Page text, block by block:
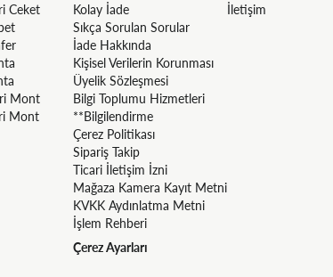
Ceket
Mont
Mont
Kolay İade
Sıkça Sorulan Sorular
İade Hakkında
Kişisel Verilerin Korunması
Üyelik Sözleşmesi
Bilgi Toplumu Hizmetleri
**Bilgilendirme
Çerez Politikası
Sipariş Takip
Ticari İletişim İzni
Mağaza Kamera Kayıt Metni
KVKK Aydınlatma Metni
İşlem Rehberi
Çerez Ayarları
İletişim